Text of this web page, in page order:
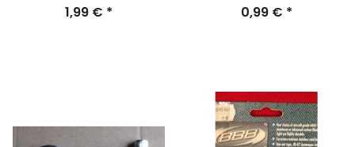
1", schwarz, NEU
1,99 € *
1", silber, NEU
0,99 € *